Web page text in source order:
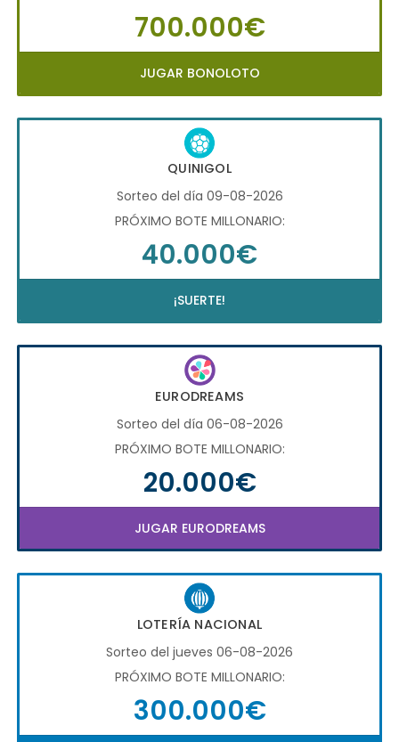
700.000€
JUGAR BONOLOTO
QUINIGOL
Sorteo del día 09-08-2026
PRÓXIMO BOTE MILLONARIO:
40.000€
¡SUERTE!
EURODREAMS
Sorteo del día 06-08-2026
PRÓXIMO BOTE MILLONARIO:
20.000€
JUGAR EURODREAMS
LOTERÍA NACIONAL
Sorteo del jueves 06-08-2026
PRÓXIMO BOTE MILLONARIO:
300.000€